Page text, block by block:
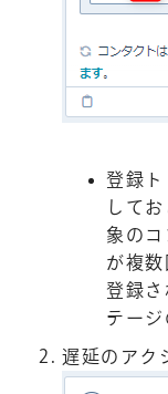
登録
して
象の
が複
登録
テージ
遅延のアク